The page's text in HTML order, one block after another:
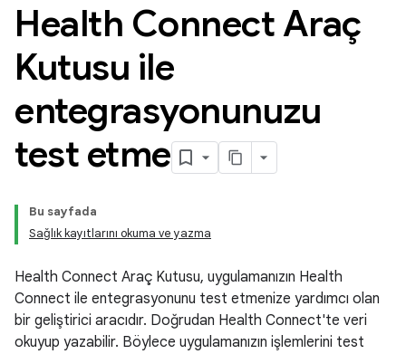
Health Connect Araç
Kutusu ile
entegrasyonunuzu
test etme
Bu sayfada
Sağlık kayıtlarını okuma ve yazma
Health Connect Araç Kutusu, uygulamanızın Health
Connect ile entegrasyonunu test etmenize yardımcı olan
bir geliştirici aracıdır. Doğrudan Health Connect'te veri
okuyup yazabilir. Böylece uygulamanızın işlemlerini test